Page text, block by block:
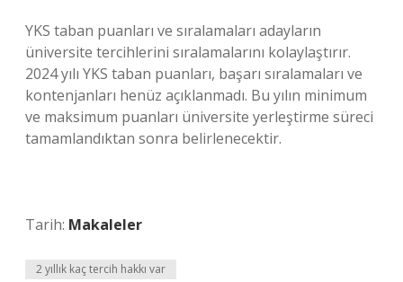
YKS taban puanları ve sıralamaları adayların
üniversite tercihlerini sıralamalarını kolaylaştırır.
2024 yılı YKS taban puanları, başarı sıralamaları ve
kontenjanları henüz açıklanmadı. Bu yılın minimum
ve maksimum puanları üniversite yerleştirme süreci
tamamlandıktan sonra belirlenecektir.
Tarih: Makaleler
2 yıllık kaç tercih hakkı var